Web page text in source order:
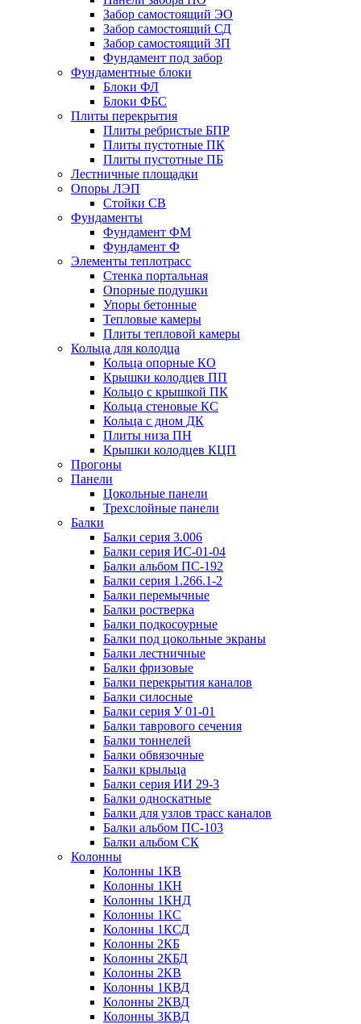
Забор самостоящий ЭО
Забор самостоящий СД
Забор самостоящий ЗП
Фyндамент под забор
Фундаментные блоки
Блоки ФЛ
Блоки ФБС
Плиты перекрытия
Плиты ребристые БПР
Плиты пустотные ПК
Плиты пустотные ПБ
Лестничные площадки
Опоры ЛЭП
Стойки СВ
Фундаменты
Фyндамент ФМ
Фyндамент Ф
Элементы теплотрасс
Стенка портальная
Опорные подушки
Упоры бетонные
Тепловые камеры
Плиты тепловой камеры
Кольца для колодца
Кольца опорные КО
Крышки колодцев ПП
Кольцо с крышкой ПК
Кольца стеновые КС
Кольца с дном ДК
Плиты низа ПН
Крышки колодцев КЦП
Прогоны
Панели
Цокольные панели
Трехслойные панели
Балки
Балки серия 3.006
Балки серия ИС-01-04
Балки альбом ПС-192
Балки серия 1.266.1-2
Балки перемычные
Балки ростверка
Балки подкосоурные
Балки под цокольные экраны
Балки лестничные
Балки фризовые
Балки перекрытия каналов
Балки силосные
Балки серия У 01-01
Балки таврового сечения
Балки тоннелей
Балки обвязочные
Балки крыльца
Балки серия ИИ 29-3
Балки односкатные
Балки для узлов трасс каналов
Балки альбом ПС-103
Балки альбом СК
Колонны
Колонны 1КВ
Колонны 1КН
Колонны 1КНД
Колонны 1КС
Колонны 1КСД
Колонны 2КБ
Колонны 2КБД
Колонны 2КВ
Колонны 1КВД
Колонны 2КВД
Колонны 3КВД